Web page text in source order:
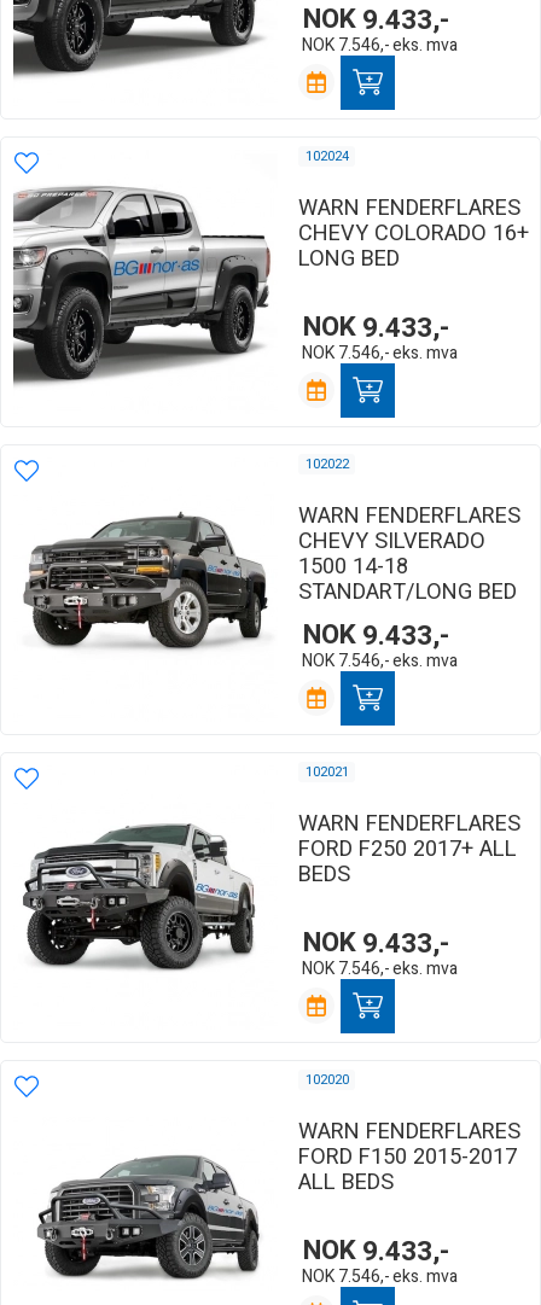
NOK9.433,-
NOK 7.546,-eks. mva
102024
WARN FENDERFLARES
CHEVY COLORADO 16+
LONG BED
NOK9.433,-
NOK 7.546,-eks. mva
102022
WARN FENDERFLARES
CHEVY SILVERADO
1500 14-18
STANDART/LONG BED
NOK9.433,-
NOK 7.546,-eks. mva
102021
WARN FENDERFLARES
FORD F250 2017+ ALL
BEDS
NOK9.433,-
NOK 7.546,-eks. mva
102020
WARN FENDERFLARES
FORD F150 2015-2017
ALL BEDS
NOK9.433,-
NOK 7.546,-eks. mva